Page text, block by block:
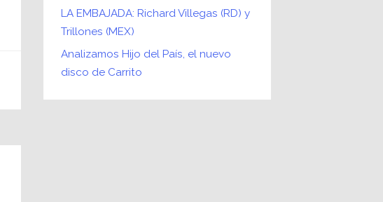
LA EMBAJADA: Richard Villegas (RD) y
Trillones (MEX)
Analizamos Hijo del País, el nuevo
disco de Carrito